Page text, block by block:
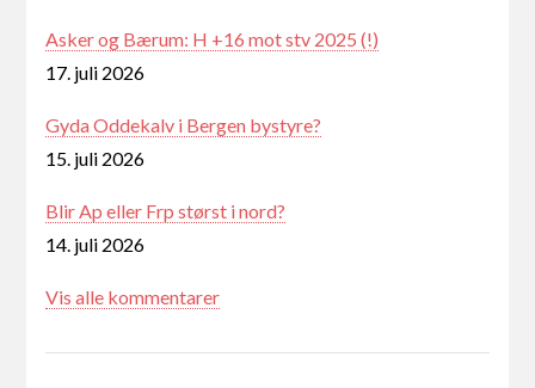
Asker og Bærum: H +16 mot stv 2025 (!)
17. juli 2026
Gyda Oddekalv i Bergen bystyre?
15. juli 2026
Blir Ap eller Frp størst i nord?
14. juli 2026
Vis alle kommentarer